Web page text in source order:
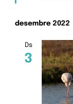
desembre 2022
Ds
3